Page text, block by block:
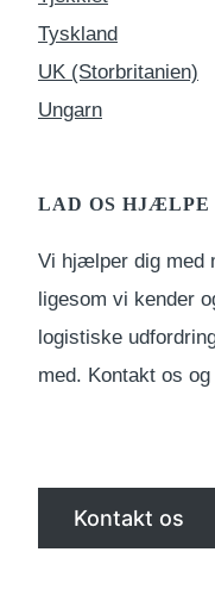
Tyskland
UK (Storbritanien)
Ungarn
LAD OS HJÆLPE
Vi hjælper dig med
ligesom vi kender
logistiske
med. Kontakt os
Kontakt os